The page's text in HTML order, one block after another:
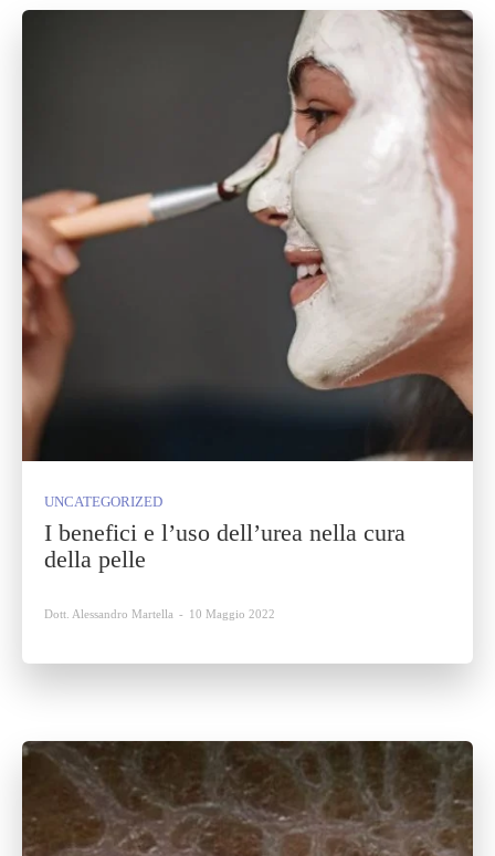
UNCATEGORIZED
I benefici e l’uso dell’urea nella cura
della pelle
Dott. Alessandro Martella - 10 Maggio 2022